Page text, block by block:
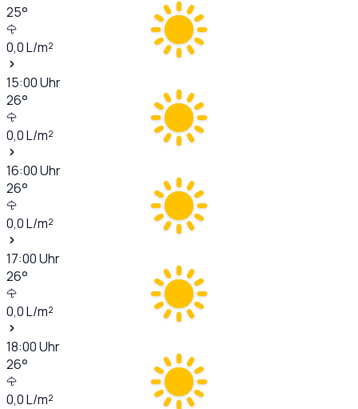
25°
0,0L/m²
15:00Uhr
26°
0,0L/m²
16:00Uhr
26°
0,0L/m²
17:00Uhr
26°
0,0L/m²
18:00Uhr
26°
0,0L/m²